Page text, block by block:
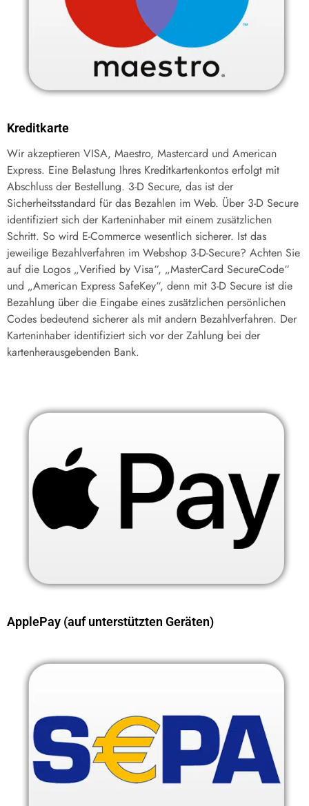
Kreditkarte
Wir akzeptieren VISA, Maestro, Mastercard und American
Express. Eine Belastung Ihres Kreditkartenkontos erfolgt mit
Abschluss der Bestellung. 3-D Secure, das ist der
Sicherheitsstandard für das Bezahlen im Web. Über 3-D Secure
identifiziert sich der Karteninhaber mit einem zusätzlichen
Schritt. So wird E-Commerce wesentlich sicherer. Ist das
jeweilige Bezahlverfahren im Webshop 3-D-Secure? Achten Sie
auf die Logos „Verified by Visa“, „MasterCard SecureCode“
und „American Express SafeKey“, denn mit 3-D Secure ist die
Bezahlung über die Eingabe eines zusätzlichen persönlichen
Codes bedeutend sicherer als mit andern Bezahlverfahren. Der
Karteninhaber identifiziert sich vor der Zahlung bei der
kartenherausgebenden Bank.
ApplePay (auf unterstützten Geräten)